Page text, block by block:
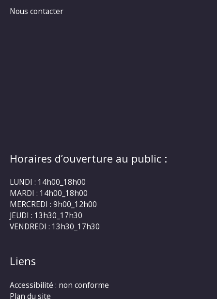
Nous contacter
Horaires d’ouverture au public :
LUNDI : 14h00_18h00
MARDI : 14h00_18h00
MERCREDI : 9h00_12h00
JEUDI : 13h30_17h30
VENDREDI : 13h30_17h30
Liens
Accessibilité : non conforme
Plan du site